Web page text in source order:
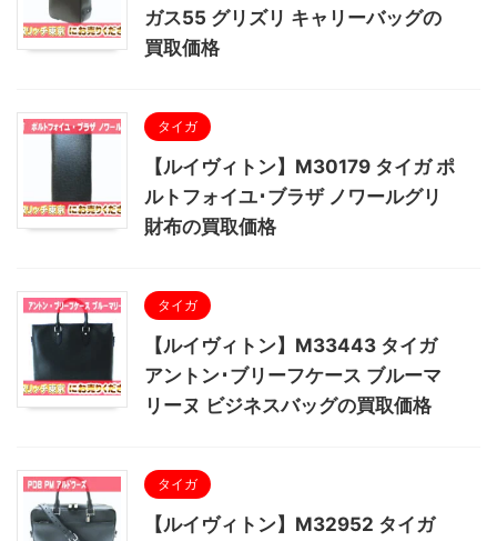
ガス55 グリズリ キャリーバッグの
買取価格
タイガ
【ルイヴィトン】M30179 タイガ ポ
ルトフォイユ･ブラザ ノワールグリ
財布の買取価格
タイガ
【ルイヴィトン】M33443 タイガ
アントン･ブリーフケース ブルーマ
リーヌ ビジネスバッグの買取価格
タイガ
【ルイヴィトン】M32952 タイガ